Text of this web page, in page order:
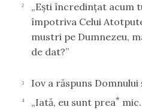
2 „Eşti încredinţat acum
împotriva Celui
mustri pe Dumnezeu,
de dat?”
3 Iov a răspuns Domnului
4 „Iată, eu sunt prea*